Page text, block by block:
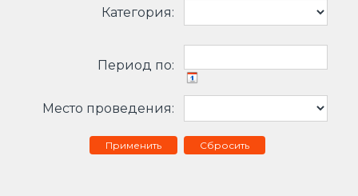
Категория:
Период по:
Место проведения:
Сбросить